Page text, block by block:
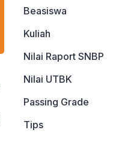
Beasiswa
Kuliah
Nilai Raport SNBP
Nilai UTBK
Passing Grade
Tips